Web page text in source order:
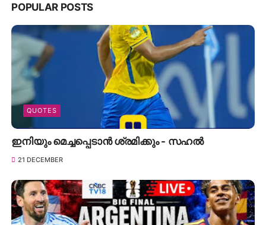
POPULAR POSTS
QUOTES
ഇനിയും മെച്ചപ്പെടാൻ ശ്രമിക്കും - സഹൽ
21 DECEMBER